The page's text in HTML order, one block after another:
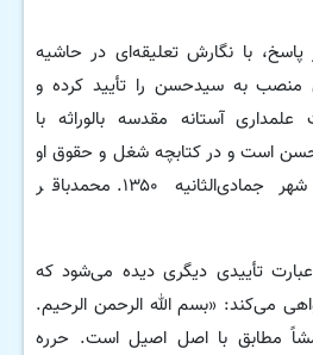
با نگارش تعلیقه‌ای در حاشیه
منصب به سیدحسن را تأیید کرده و
آستانه مقدسه بالوراثه با
است و در کتابچه شغل و حقوق او
ثبت است. بتاریخ ۲۶ شهر جمادی‌الثانیه ۱۳۵۰. محمدباقر
تأییدی دیگری دیده می‌شود که
می‌کند: «بسم الله الرحمن الرحیم.
مطابق با اصل اصیل است. حرره